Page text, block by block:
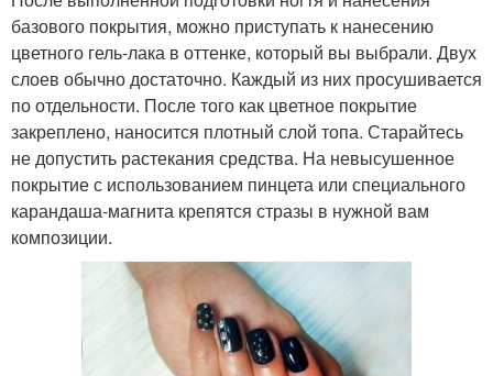
базового покрытия, можно приступать к нанесению
цветного гель-лака в оттенке, который вы выбрали. Двух
слоев обычно достаточно. Каждый из них просушивается
по отдельности. После того как цветное покрытие
закреплено, наносится плотный слой топа. Старайтесь
не допустить растекания средства. На невысушенное
покрытие с использованием пинцета или специального
карандаша-магнита крепятся стразы в нужной вам
композиции.